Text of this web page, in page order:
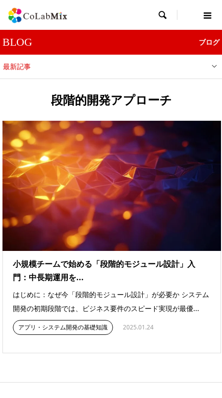

BLOG ブログ
最新記事
段階的開発アプローチ
小規模チームで始める「段階的モジュール設計」入
門：中長期運用を...
はじめに：なぜ今「段階的モジュール設計」が必要か システム
開発の初期段階では、ビジネス要件のスピード実現が最優...
アプリ・システム開発の基礎知識 2025.01.24